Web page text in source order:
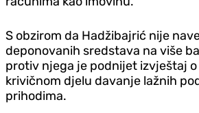
S obzirom da Hadžibajrić nije
deponovanih sredstava na više
protiv njega je podnijet izvještaj
krivičnom d‌jelu davanje lažnih
prihodima.